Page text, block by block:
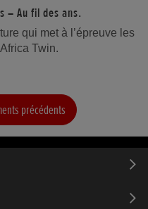
– Au fil des ans.
qui met à l’épreuve les
Twin.
précédents